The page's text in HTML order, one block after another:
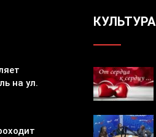
на ул.
КУЛЬТУРА